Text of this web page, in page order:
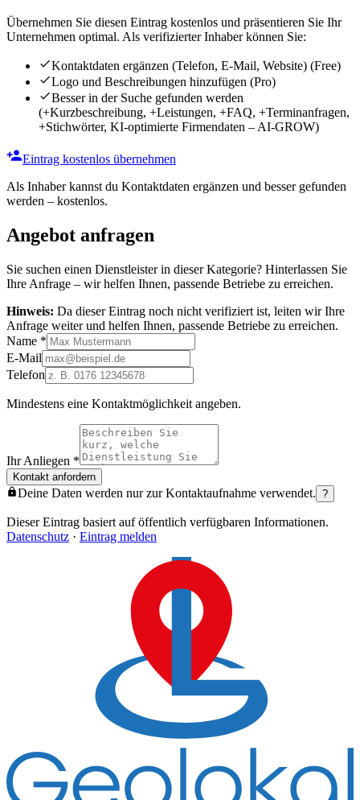
Übernehmen Sie diesen Eintrag kostenlos und präsentieren Sie Ihr
Unternehmen optimal. Als verifizierter Inhaber können Sie:
Kontaktdaten ergänzen (Telefon, E-Mail, Website) (Free)
Logo und Beschreibungen hinzufügen (Pro)
Besser in der Suche gefunden werden
(+Kurzbeschreibung, +Leistungen, +FAQ, +Terminanfragen,
+Stichwörter, KI-optimierte Firmendaten – AI-GROW)
Eintrag kostenlos übernehmen
Als Inhaber kannst du Kontaktdaten ergänzen und besser gefunden
werden – kostenlos.
Angebot anfragen
Sie suchen einen Dienstleister in dieser Kategorie? Hinterlassen Sie
Ihre Anfrage – wir helfen Ihnen, passende Betriebe zu erreichen.
Hinweis: Da dieser Eintrag noch nicht verifiziert ist, leiten wir Ihre
Anfrage weiter und helfen Ihnen, passende Betriebe zu erreichen.
Name *
E-Mail
Telefon
Mindestens eine Kontaktmöglichkeit angeben.
Ihr Anliegen *
Kontakt anfordern
Deine Daten werden nur zur Kontaktaufnahme verwendet. ?
Dieser Eintrag basiert auf öffentlich verfügbaren Informationen.
Datenschutz · Eintrag melden